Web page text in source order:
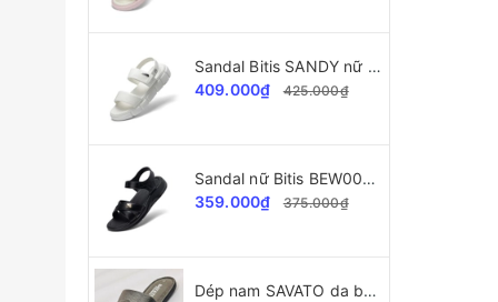
Sandal Bitis SANDY nữ BEW004600
409.000₫
425.000₫
Sandal nữ Bitis BEW004400 SANDY Collection
359.000₫
375.000₫
Dép nam SAVATO da bò SVT34 dập vân cá sấu